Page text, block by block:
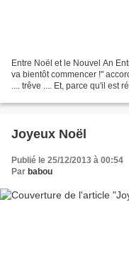
Entre Noël et le Nouvel An
va bientôt commencer !"
.... trêve .... Et, parce qu'il est
Joyeux Noël
Publié le 25/12/2013 à 00:54
Par babou